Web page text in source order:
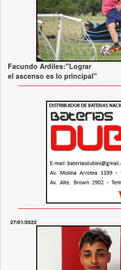
Facundo Ardiles:"Lograr
el ascenso es lo principal"
27/01/2022